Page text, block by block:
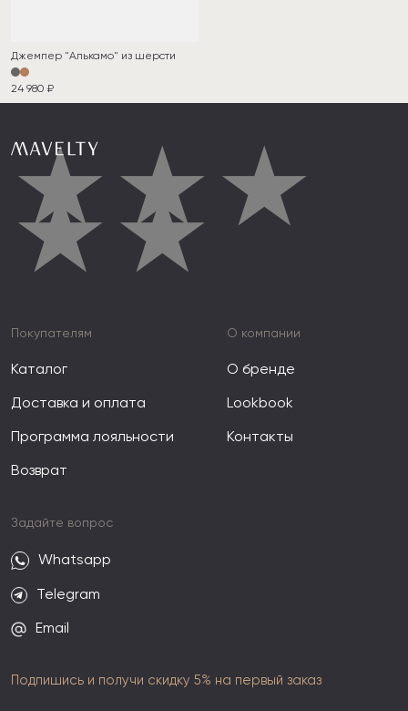
Джемпер "Алькамо" из шерсти
24 980 ₽
★★★
★★
Подпишись и получи скидку 5% на первый заказ
Покупателям
Каталог
Доставка и оплата
Программа лояльности
Возврат
О компании
О бренде
Lookbook
Контакты
Задайте вопрос
Whatsapp
Telegram
Email